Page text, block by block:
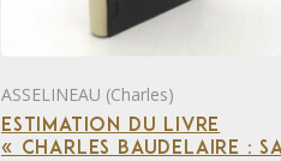
ASSELINEAU (Charles)
ESTIMATION DU LIVRE
« CHARLES BAUDELAIRE :